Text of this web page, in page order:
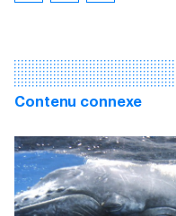
Contenu connexe